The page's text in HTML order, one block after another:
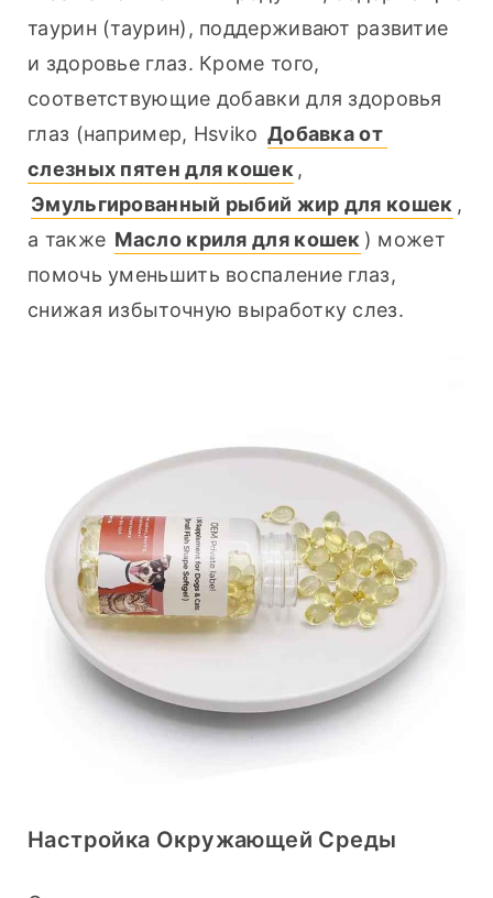
таурин (таурин), поддерживают развитие
и здоровье глаз. Кроме того,
соответствующие добавки для здоровья
глаз (например, Hsviko Добавка от
слезных пятен для кошек
Эмульгированный рыбий жир для кошек ,
а также Масло криля для кошек ) может
помочь уменьшить воспаление глаз,
снижая избыточную выработку слез.
Настройка Окружающей Среды